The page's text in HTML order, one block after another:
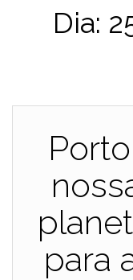
Dia:
para